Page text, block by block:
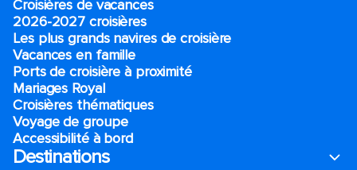
Croisières de vacances
2026-2027 croisières
Les plus grands navires de croisière
Vacances en famille
Ports de croisière à proximité
Mariages Royal
Croisières thématiques
Voyage de groupe​
Accessibilité à bord​
Destinations